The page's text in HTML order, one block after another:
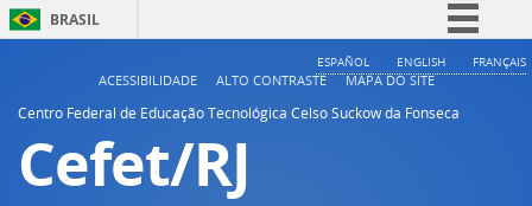
BRASIL
Simplifique!
ESPAÑOL ENGLISH FRANÇAIS
ACESSIBILIDADE ALTO CONTRASTE
MAPA DO SITE
Centro Federal de Educação Tecnológica Celso Suckow da Fonseca
Cefet/RJ